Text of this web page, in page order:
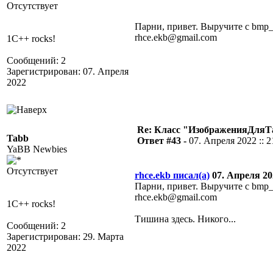
Отсутствует
1C++ rocks!
Сообщений: 2
Зарегистрирован: 07. Апреля
2022
Парни, привет. Выручите с
rhce.ekb@gmail.com
Tabb
YaBB Newbies
Отсутствует
1C++ rocks!
Сообщений: 2
Зарегистрирован: 29. Марта
2022
Re: Класс
Ответ #43 - 07. Апреля 2022 ::
rhce.ekb писал(а) 07. Апреля
Парни, привет. Выручите с
rhce.ekb@gmail.com
Тишина здесь. Никого...